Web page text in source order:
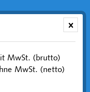
MwSt. (brutto)
MwSt. (netto)